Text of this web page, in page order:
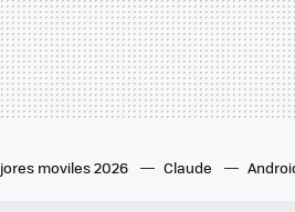
moviles 2026 Claude